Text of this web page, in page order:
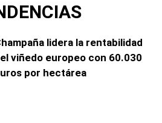
lidera la rentabilidad
viñedo europeo con 60.030
por hectárea